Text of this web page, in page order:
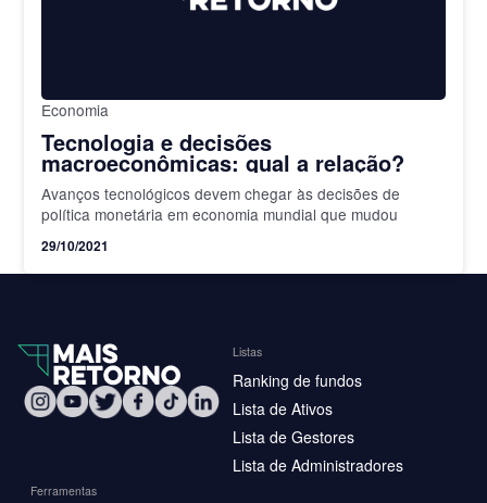
Economia
Tecnologia e decisões
macroeconômicas: qual a relação?
Avanços tecnológicos devem chegar às decisões de
política monetária em economia mundial que mudou
29/10/2021
Listas
Ranking de fundos
Lista de Ativos
Lista de Gestores
Lista de Administradores
Ferramentas